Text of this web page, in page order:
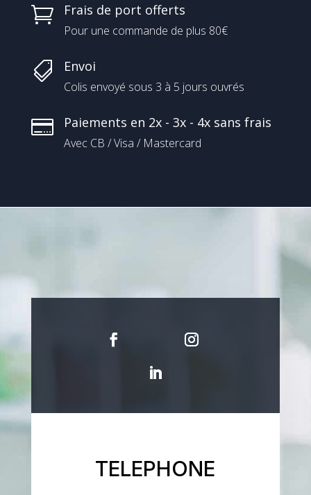
 Frais de port offerts
Pour une commande de plus 80€
 Envoi
Colis envoyé sous 3 à 5 jours ouvrés
 Paiements en 2x - 3x - 4x sans frais
Avec CB / Visa / Mastercard
TELEPHONE